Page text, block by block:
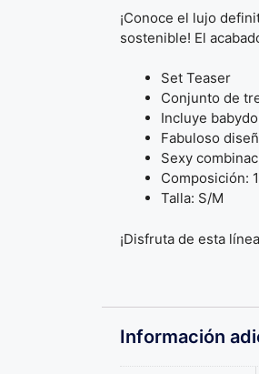
¡Conoce el lujo
sostenible! El
Set Teaser
Conjunto de
Incluye
Fabuloso
Sexy
Composición:
Talla: S/M
¡Disfruta de esta
Información